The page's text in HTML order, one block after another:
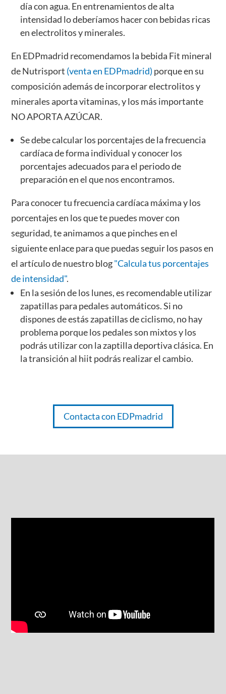
día con agua. En entrenamientos de alta
intensidad lo deberíamos hacer con bebidas ricas
en electrolitos y minerales.
En EDPmadrid recomendamos la bebida Fit mineral
de Nutrisport (venta en EDPmadrid) porque en su
composición además de incorporar electrolitos y
minerales aporta vitaminas, y los más importante
NO APORTA AZÚCAR.
Se debe calcular los porcentajes de la frecuencia
cardíaca de forma individual y conocer los
porcentajes adecuados para el periodo de
preparación en el que nos encontramos.
Para conocer tu frecuencia cardíaca máxima y los
porcentajes en los que te puedes mover con
seguridad, te animamos a que pinches en el
siguiente enlace para que puedas seguir los pasos en
el artículo de nuestro blog"Calcula tus porcentajes
de intensidad".
En la sesión de los lunes, es recomendable utilizar
zapatillas para pedales automáticos. Si no
dispones de estás zapatillas de ciclismo, no hay
problema porque los pedales son mixtos y los
podrás utilizar con la zaptilla deportiva clásica. En
la transición al hiit podrás realizar el cambio.
Contacta con EDPmadrid